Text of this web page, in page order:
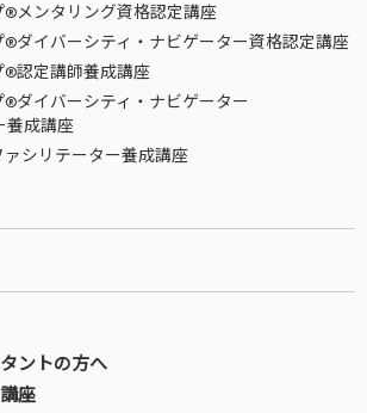
メンタリング資格認定講座
ダイバーシティ・ナビゲーター資格認定講座
認定講師養成講座
ダイバーシティ・ナビゲーター
養成講座
シリテーター養成講座
ントの方へ
座